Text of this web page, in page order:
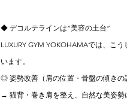
◆ デコルテラインは“美容の土台”
LUXURY GYM YOKOHAMAでは、こ
います。
◎ 姿勢改善（肩の位置・骨盤の傾きの
→ 猫背・巻き肩を整え、自然な美姿勢